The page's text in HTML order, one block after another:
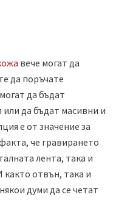
вече могат да
да поръчате
да бъдат
или да бъдат масивни и
е от значение за
че гравирането
лента, така и
както отвън, така и
думи да се четат